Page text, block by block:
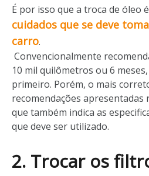
É por isso que a troca de óleo
cuidados que se deve
carro.
Convencionalmente
10 mil quilômetros ou 6
primeiro. Porém, o mais
recomendações apresentadas
que também indica as
que deve ser utilizado.
2. Trocar os